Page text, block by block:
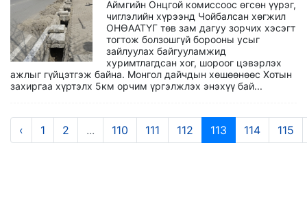
Аймгийн Онцгой комиссоос өгсөн үүрэг,
чиглэлийн хүрээнд Чойбалсан хөгжил
ОНӨААТҮГ төв зам дагуу зорчих хэсэгт
тогтож болзошгүй борооны усыг
зайлуулах байгууламжид
хуримтлагдсан хог, шороог цэвэрлэх
ажлыг гүйцэтгэж байна. Монгол дайчдын хөшөөнөөс Хотын
захиргаа хүртэлх 5км орчим үргэлжлэх энэхүү бай...
‹ 1 2 ... 110 111 112 113 114 115